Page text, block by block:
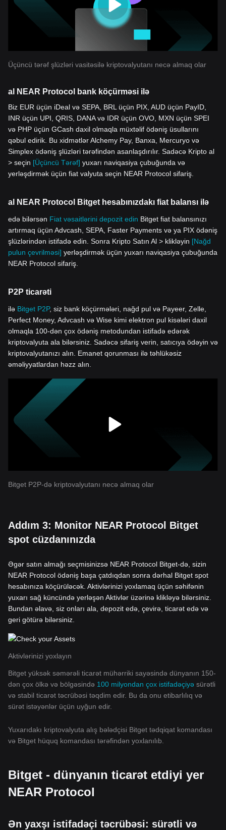
Üçüncü tərəf şlüzləri vasitəsilə kriptovalyutanı necə almaq olar
al NEAR Protocol bank köçürməsi ilə
Biz EUR üçün iDeal və SEPA, BRL üçün PIX, AUD üçün PayID,
INR üçün UPI, QRIS, DANA və IDR üçün OVO, MXN üçün SPEI
və PHP üçün GCash daxil olmaqla müxtəlif ödəniş üsullarını
qəbul edirik. Bu xidmətlər Alchemy Pay, Banxa, Mercuryo və
Simplex ödəniş şlüzləri tərəfindən asanlaşdırılır. Sadəcə Kripto al
> seçin [Üçüncü Tərəf] yuxarı naviqasiya çubuğunda və
yerləşdirmək üçün fiat valyuta seçin NEAR Protocol sifariş.
al NEAR Protocol Bitget hesabınızdakı fiat balansı ilə
edə bilərsən Fiat vəsaitlərini depozit edin Bitget fiat balansınızı
artırmaq üçün Advcash, SEPA, Faster Payments və ya PIX ödəniş
şlüzlərindən istifadə edin. Sonra Kripto Satın Al > klikləyin [Nağd
pulun çevrilməsi] yerləşdirmək üçün yuxarı naviqasiya çubuğunda
NEAR Protocol sifariş.
P2P ticarəti
ilə Bitget P2P, siz bank köçürmələri, nağd pul və Payeer, Zelle,
Perfect Money, Advcash və Wise kimi elektron pul kisələri daxil
olmaqla 100-dən çox ödəniş metodundan istifadə edərək
kriptovalyuta ala bilərsiniz. Sadəcə sifariş verin, satıcıya ödəyin və
kriptovalyutanızı alın. Emanet qorunması ilə təhlükəsiz
əməliyyatlardan həzz alın.
Bitget P2P-də kriptovalyutanı necə almaq olar
Addım 3: Monitor NEAR Protocol Bitget
spot cüzdanınızda
Əgər satın almağı seçmisinizsə NEAR Protocol Bitget-də, sizin
NEAR Protocol ödəniş başa çatdıqdan sonra dərhal Bitget spot
hesabınıza köçürüləcək. Aktivlərinizi yoxlamaq üçün səhifənin
yuxarı sağ küncündə yerləşən Aktivlər üzərinə klikləyə bilərsiniz.
Bundan əlavə, siz onları ala, depozit edə, çevirə, ticarət edə və
geri götürə bilərsiniz.
Aktivlərinizi yoxlayın
Bitget yüksək səmərəli ticarət mühərriki sayəsində dünyanın 150-
dən çox ölkə və bölgəsində 100 milyondan çox istifadəçiyə sürətli
və stabil ticarət təcrübəsi təqdim edir. Bu da onu etibarlılıq və
sürət istəyənlər üçün uyğun edir.
Yuxarıdakı kriptovalyuta alış bələdçisi Bitget tədqiqat komandası
və Bitget hüquq komandası tərəfindən yoxlanılıb.
Bitget - dünyanın ticarət etdiyi yer
NEAR Protocol
Ən yaxşı istifadəçi təcrübəsi: sürətli və